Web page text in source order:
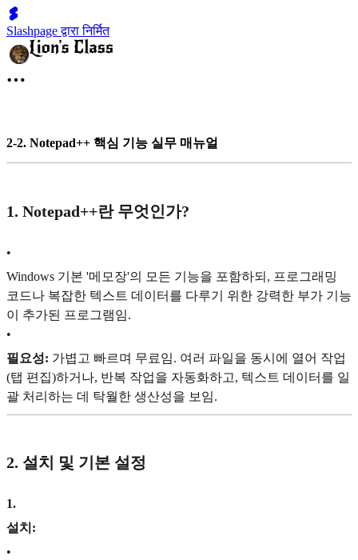
Slashpage द्वारा निर्मित
2-2. Notepad++ 핵심 기능 실무 매뉴얼
1. Notepad++란 무엇인가?
•
Windows 기본 '메모장'의 모든 기능을 포함하되, 프로그래밍
코드나 복잡한 텍스트 데이터를 다루기 위한 강력한 부가 기능
이 추가된 프로그램임.
•
필요성: 가볍고 빠르며 무료임. 여러 파일을 동시에 열어 작업
(탭 편집)하거나, 반복 작업을 자동화하고, 텍스트 데이터를 일
괄 처리하는 데 탁월한 생산성을 보임.
2. 설치 및 기본 설정
1.
설치:
•